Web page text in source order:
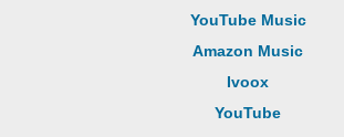
YouTube Music
Amazon Music
Ivoox
YouTube